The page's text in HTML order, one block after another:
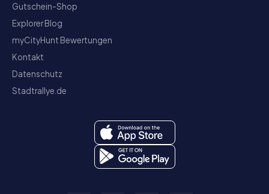
Gutschein-Shop
Explorer Blog
myCityHunt Bewertungen
Kontakt
Datenschutz
Stadtrallye.de